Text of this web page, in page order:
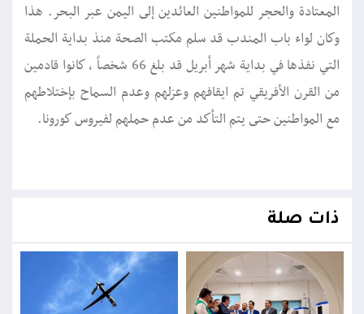
المعتادة والحجر للمواطنين العائدين إلى اليمن عبر البحر. هذا
وكان لواء باب المندب قد سلم مكتب الصحة منذ بداية الحملة
التي نفذها في بداية شهر أبريل قد بلغ 66 شخصاً ، كانوا قادمين
من القرن الأفريقي تم ايقافهم وعزلهم وعدم السماح بإختلاطهم
مع المواطنين حتى يتم التأكد من عدم حملهم لفيروس كورونا.
ذات صلة